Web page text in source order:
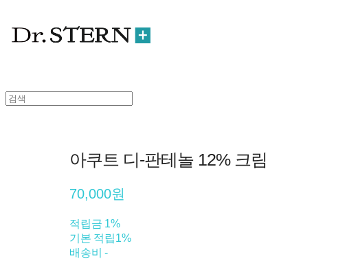
아쿠트 디-판테놀 12% 크림
70,000원
적립금 1%
기본 적립1%
배송비-